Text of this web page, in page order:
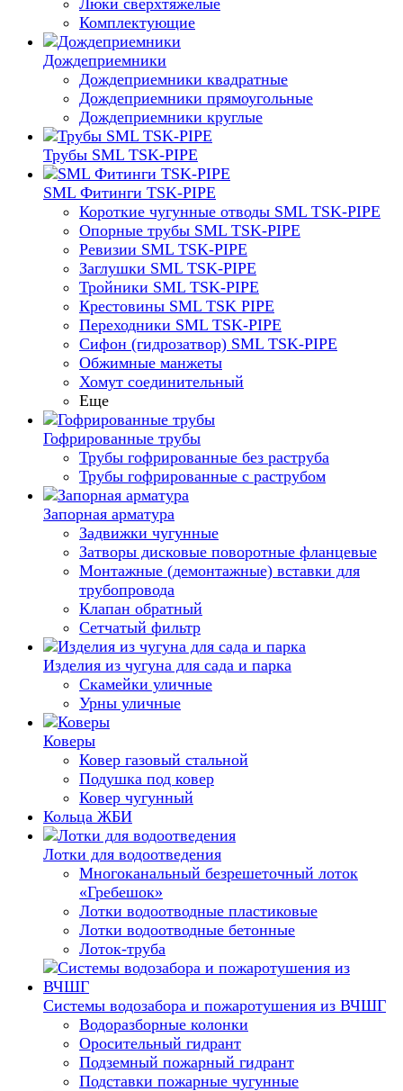
Люки сверхтяжелые
Комплектующие
Дождеприемники
Дождеприемники квадратные
Дождеприемники прямоугольные
Дождеприемники круглые
Трубы SML TSK-PIPE
SML Фитинги TSK-PIPE
Короткие чугунные отводы SML TSK-PIPE
Опорные трубы SML TSK-PIPE
Ревизии SML TSK-PIPE
Заглушки SML TSK-PIPE
Тройники SML TSK-PIPE
Крестовины SML TSK PIPE
Переходники SML TSK-PIPE
Сифон (гидрозатвор) SML TSK-PIPE
Обжимные манжеты
Хомут соединительный
Еще
Гофрированные трубы
Трубы гофрированные без раструба
Трубы гофрированные с раструбом
Запорная арматура
Задвижки чугунные
Затворы дисковые поворотные фланцевые
Монтажные (демонтажные) вставки для
трубопровода
Клапан обратный
Сетчатый фильтр
Изделия из чугуна для сада и парка
Скамейки уличные
Урны уличные
Коверы
Ковер газовый стальной
Подушка под ковер
Ковер чугунный
Кольца ЖБИ
Лотки для водоотведения
Многоканальный безрешеточный лоток
«Гребешок»
Лотки водоотводные пластиковые
Лотки водоотводные бетонные
Лоток-труба
Системы водозабора и пожаротушения из ВЧШГ
Водоразборные колонки
Оросительный гидрант
Подземный пожарный гидрант
Подставки пожарные чугунные